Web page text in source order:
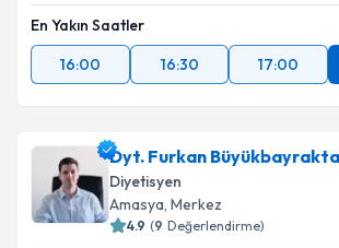
En Yakın Saatler
16:00
16:30 17:00
Dyt. Furkan
Diyetisyen
Amasya, Merkez
4.9 (9 Değerlendirme)